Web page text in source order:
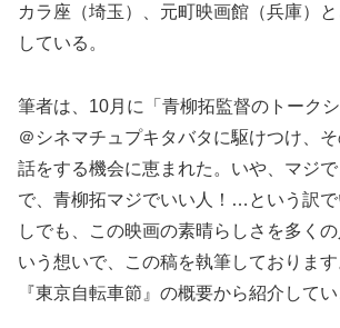
カラ座（埼玉）、元町映画館（兵庫）
している。
筆者は、10月に「青柳拓監督のトークシ
＠シネマチュプキタバタに駆けつけ、
話をする機会に恵まれた。いや、マジ
で、青柳拓マジでいい人！…という訳
しでも、この映画の素晴らしさを多く
いう想いで、この稿を執筆しておりま
『東京自転車節』の概要から紹介してい